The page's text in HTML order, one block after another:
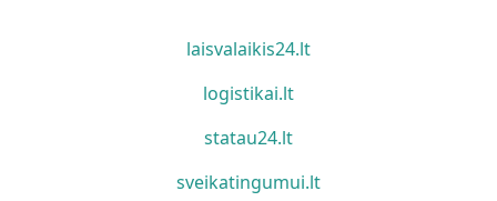
laisvalaikis24.lt
logistikai.lt
statau24.lt
sveikatingumui.lt